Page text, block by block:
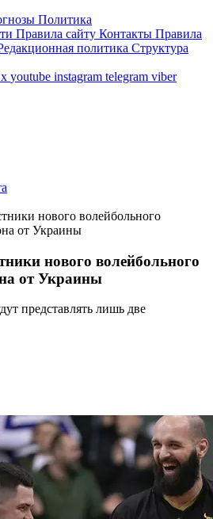
Политика
Правила сайту Контакты Правила
политика Структура
x youtube instagram telegram viber
нового волейбольного
от Украины
нового волейбольного
от Украины
представлять лишь две